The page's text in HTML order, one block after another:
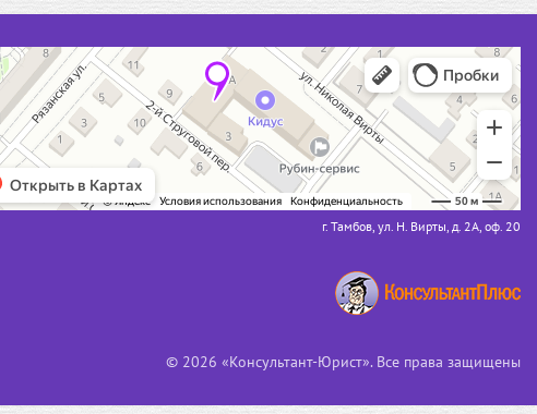
г. Тамбов, ул. Н. Вирты, д. 2А, оф. 20
© 2026 «Консультант-Юрист». Все права защищены